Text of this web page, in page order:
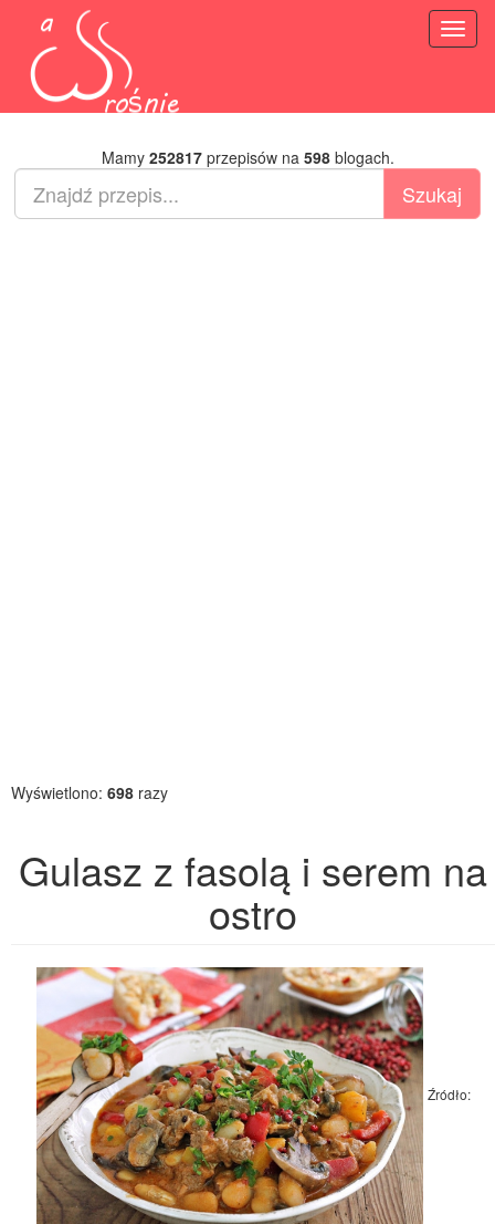
Mamy 252817przepisów na 598blogach.
Wyświetlono: 698 razy
Gulasz z fasolą i serem na
ostro
Źródło: